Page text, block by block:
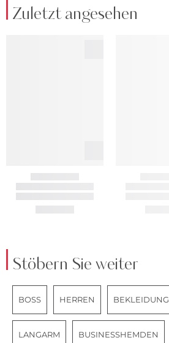
Zuletzt angesehen
Stöbern Sie weiter
BOSS HERREN BEKLEIDUNG
LANGARM BUSINESSHEMDEN